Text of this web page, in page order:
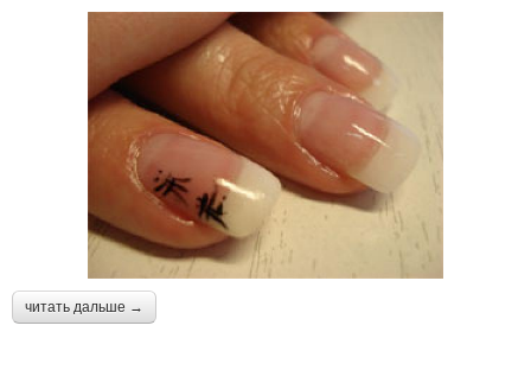
читать дальше →